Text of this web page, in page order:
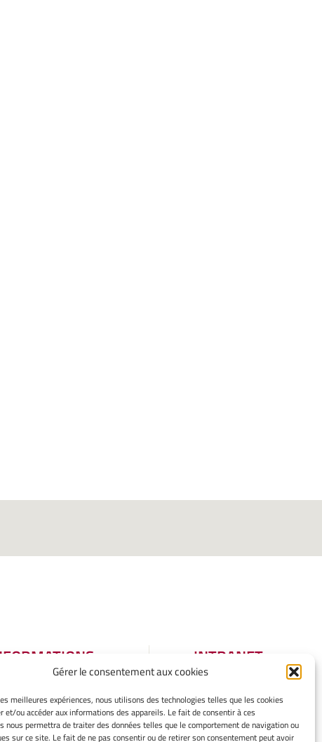
Gérer le consentement aux cookies
meilleures expériences, nous utilisons des technologies telles que les cookies
et/ou accéder aux informations des appareils. Le fait de consentir à ces
nous permettra de traiter des données telles que le comportement de navigation ou
sur ce site. Le fait de ne pas consentir ou de retirer son consentement peut avoir
légales
mes cookies
de cookies
INTRANET